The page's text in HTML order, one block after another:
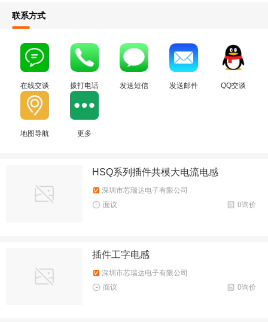
联系方式
在线交谈 拨打电话 发送短信 发送邮件 QQ交谈
地图导航 更多
HSQ系列插件共模大电流电感
深圳市芯瑞达电子有限公司
0询价
面议
插件工字电感
深圳市芯瑞达电子有限公司
0询价
面议